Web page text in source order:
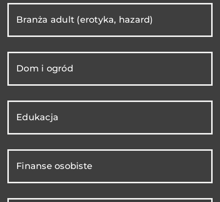
Branża adult (erotyka, hazard)
Dom i ogród
Edukacja
Finanse osobiste